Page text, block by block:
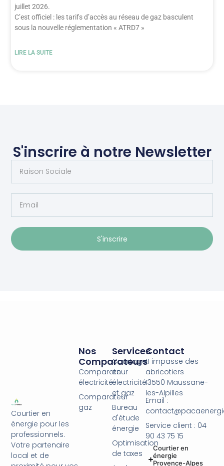
juillet 2026.
C’est officiel : les tarifs d’accès au réseau de gaz basculent
sous la nouvelle réglementation « ATRD7 »
LIRE LA SUITE
S'inscrire à notre Newsletter
S'inscrire
Courtier en
énergie pour les
professionnels.
Votre partenaire
local et de
Services
Courtage
en
électricité
et gaz
Bureau
d'étude
énergie
Optimisation
de taxes
Nos
Comparateurs
Comparateur
électricité
Comparateur
gaz
Contact
11 impasse des
abricotiers
13550 Maussane-
les-Alpilles
Email :
Service client : 04
90 43 75 15
Courtier en
énergie
Provence-Alpes